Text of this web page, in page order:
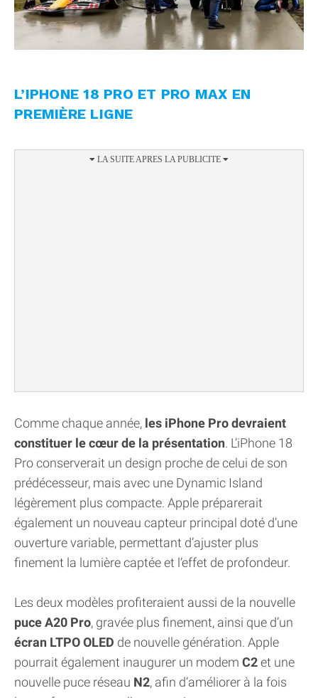
L’IPHONE 18 PRO ET PRO MAX EN
PREMIÈRE LIGNE
Comme chaque année, les iPhone Pro devraient
constituer le cœur de la présentation. L’iPhone 18
Pro conserverait un design proche de celui de son
prédécesseur, mais avec une Dynamic Island
légèrement plus compacte. Apple préparerait
également un nouveau capteur principal doté d’une
ouverture variable, permettant d’ajuster plus
finement la lumière captée et l’effet de profondeur.
Les deux modèles profiteraient aussi de la nouvelle
puce A20 Pro, gravée plus finement, ainsi que d’un
écran LTPO OLED de nouvelle génération. Apple
pourrait également inaugurer un modem C2et une
nouvelle puce réseau N2, afin d’améliorer à la fois